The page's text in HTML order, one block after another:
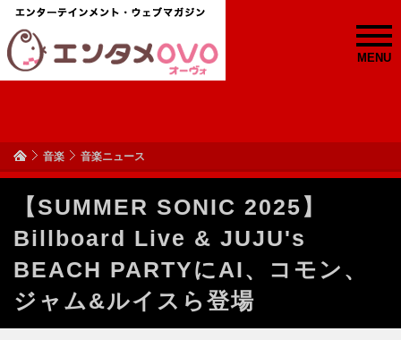
MENU
音楽 音楽ニュース
【SUMMER SONIC 2025】
Billboard Live & JUJU's
BEACH PARTYにAI、コモン、
ジャム&ルイスら登場